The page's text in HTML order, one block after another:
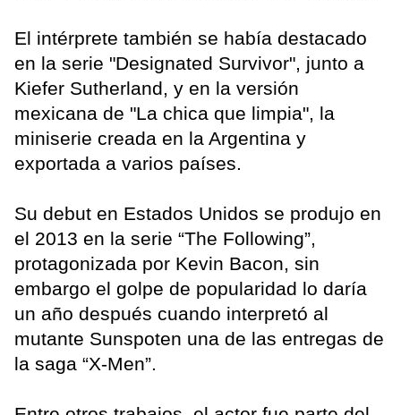
El intérprete también se había destacado
en la serie "Designated Survivor", junto a
Kiefer Sutherland, y en la versión
mexicana de "La chica que limpia", la
miniserie creada en la Argentina y
exportada a varios países.
Su debut en Estados Unidos se produjo en
el 2013 en la serie “The Following”,
protagonizada por Kevin Bacon, sin
embargo el golpe de popularidad lo daría
un año después cuando interpretó al
mutante Sunspoten una de las entregas de
la saga “X-Men”.